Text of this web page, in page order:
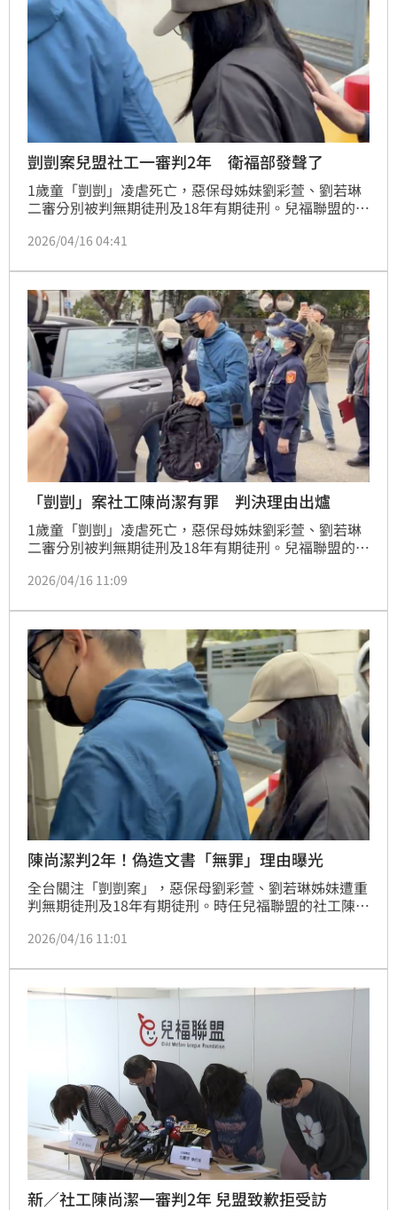
剴剴案兒盟社工一審判2年 衛福部發聲了
1歲童「剴剴」凌虐死亡，惡保母姊妹劉彩萱、劉若琳
二審分別被判無期徒刑及18年有期徒刑。兒福聯盟的社
後，今（16）日依過失致死判刑2年，偽造文書部分無
2026/04/16 04:41
「剴剴」案社工陳尚潔有罪 判決理由出爐
1歲童「剴剴」凌虐死亡，惡保母姊妹劉彩萱、劉若琳
二審分別被判無期徒刑及18年有期徒刑。兒福聯盟的社
後，今依過失致死判刑2年，偽造文書部分無罪。可上
2026/04/16 11:09
陳尚潔判2年！偽造文書「無罪」理由曝光
全台關注「剴剴案」，惡保母劉彩萱、劉若琳姊妹遭重
判無期徒刑及18年有期徒刑。時任兒福聯盟的社工陳尚
理期間，陳尚潔堅持自己無罪，表示她並非主責社工，
出爐，陳尚潔過失致死2年、偽造文書無罪，而偽造文
書部分無罪理由也曝光。
2026/04/16 11:01
新／社工陳尚潔一審判2年 兒盟致歉拒受訪